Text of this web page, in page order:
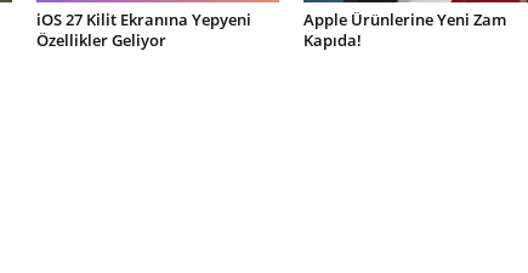
iOS 27 Kilit Ekranına Yepyeni
Özellikler Geliyor
Apple Ürünlerine Yeni Zam
Kapıda!